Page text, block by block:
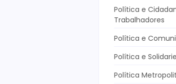
Política e
Trabalhadores
Política e
Política e
Política